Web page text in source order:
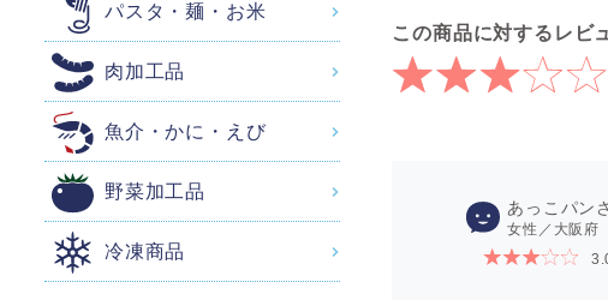
この商品に対するレビ
あっこパン
女性／大阪府
パスタ・麺・お米
肉加工品
魚介・かに・えび
野菜加工品
冷凍商品